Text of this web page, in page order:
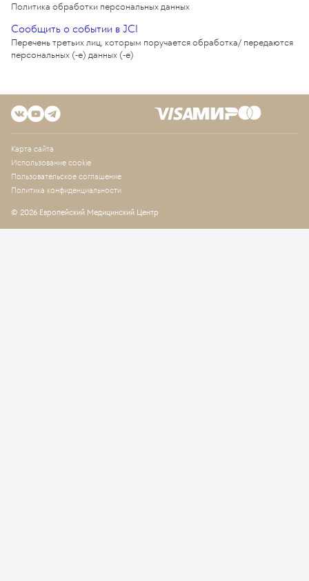
Политика обработки персональных данных
Сообщить о событии в JCI
Перечень третьих лиц, которым поручается обработка/ передаются
персональных (-е) данных (-е)
Карта сайта
Использование cookie
Пользовательское соглашение
Политика конфиденциальности
© 2026 Европейский Медицинский Центр